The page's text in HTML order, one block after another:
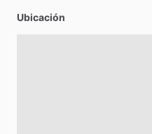
Ubicación